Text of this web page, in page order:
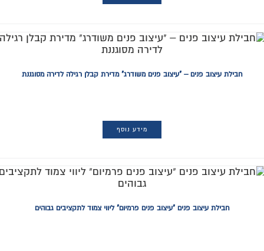
חבילת עיצוב פנים – "עיצוב פנים משודרג" מדירת קבלן רגילה לדירה מסוגננת
מידע נוסף
חבילת עיצוב פנים "עיצוב פנים פרמיום" ליווי צמוד לתקציבים גבוהים